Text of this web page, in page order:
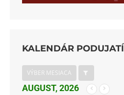
KALENDÁR PODUJATÍ
VÝBER MESIACA
AUGUST, 2026